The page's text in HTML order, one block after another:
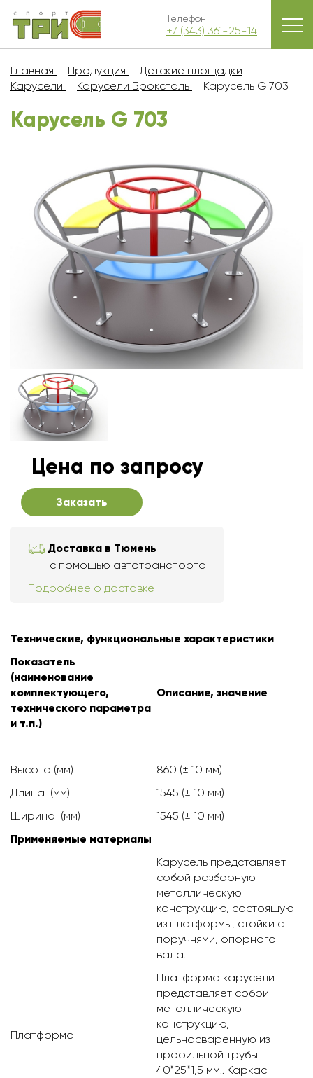
Телефон
+7 (343) 361-25-14
Главная Продукция
Детские площадки
Карусели
Карусели Броксталь Карусель G 703
Карусель G 703
Цена по запросу
Заказать
Доставка в Тюмень
с помощью автотранспорта
Подробнее о доставке
Технические, функциональные характеристики
Показатель
(наименование
комплектующего,
технического параметра
и т.п.)
Описание, значение
Высота (мм)
860 (± 10 мм)
Длина (мм)
1545 (± 10 мм)
Ширина (мм)
1545 (± 10 мм)
Применяемые материалы
Платформа
Карусель представляет
собой разборную
металлическую
конструкцию, состоящую
из платформы, стойки с
поручнями, опорного
вала.
Платформа карусели
представляет собой
металлическую
конструкцию,
цельносваренную из
профильной трубы
40*25*1,5 мм.. Каркас